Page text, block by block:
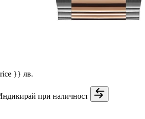
}} лв.
при наличност